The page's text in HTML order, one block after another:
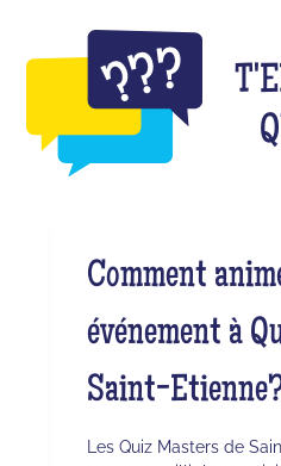
Comment
événement à
Saint-
Les Quiz Masters de